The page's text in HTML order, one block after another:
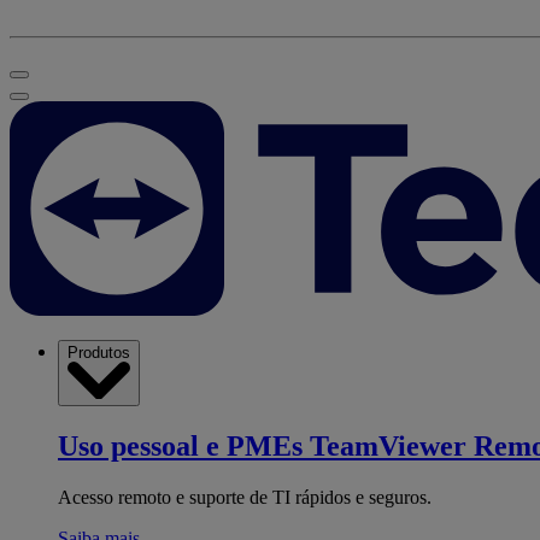
Produtos
Uso pessoal e PMEs TeamViewer
Acesso remoto e suporte de TI rápidos e seguros.